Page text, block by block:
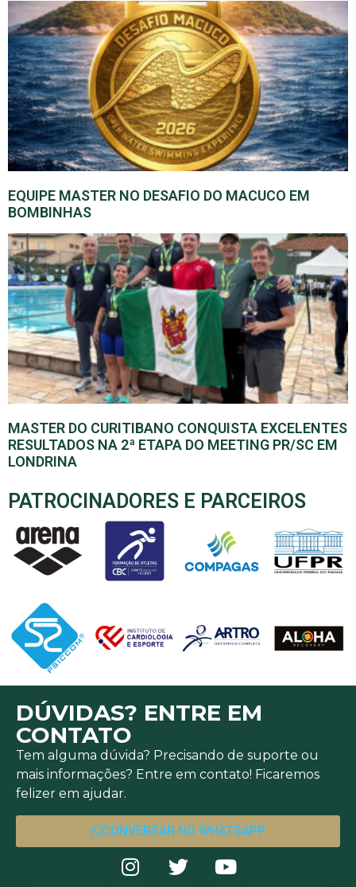
EQUIPE MASTER NO DESAFIO DO MACUCO EM
BOMBINHAS
MASTER DO CURITIBANO CONQUISTA EXCELENTES
RESULTADOS NA 2ª ETAPA DO MEETING PR/SC EM
LONDRINA
PATROCINADORES E PARCEIROS
DÚVIDAS? ENTRE EM
CONTATO
Tem alguma dúvida? Precisando de suporte ou
mais informações? Entre em contato! Ficaremos
felizer em ajudar.
CONVERSAR NO WHATSAPP